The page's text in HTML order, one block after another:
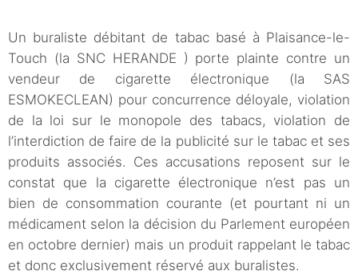
Un buraliste débitant de tabac basé à Plaisance-le-
Touch (la SNC HERANDE ) porte plainte contre un
vendeur de cigarette électronique (la SAS
ESMOKECLEAN) pour concurrence déloyale, violation
de la loi sur le monopole des tabacs, violation de
l’interdiction de faire de la publicité sur le tabac et ses
produits associés. Ces accusations reposent sur le
constat que la cigarette électronique n’est pas un
bien de consommation courante (et pourtant ni un
médicament selon la décision du Parlement européen
en octobre dernier) mais un produit rappelant le tabac
et donc exclusivement réservé aux buralistes.